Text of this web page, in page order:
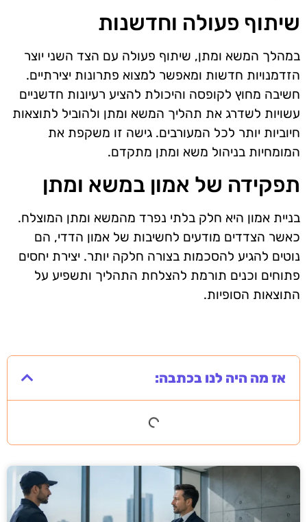
שיתוף פעולה וחדשנות
במהלך המשא ומתן, שיתוף פעולה עם הצד השני יוצר
הזדמנויות חדשות ומאפשר למצוא פתרונות יצירתיים.
חשיבה מחוץ לקופסה והיכולת להציע רעיונות חדשניים
עשויות לשדרג את תהליך המשא ומתן ולהוביל לתוצאות
חיוביות יותר לכל המעורבים. גישה זו משקפת את
המומחיות בניהול משא ומתן מתקדם.
תפקידה של אמון במשא ומתן
בניית אמון היא חלק בלתי נפרד מהמשא ומתן המוצלח.
כאשר הצדדים מודעים לחשיבות של אמון הדדי, הם
נוטים להגיע להסכמות בצורה חלקה יותר. יצירת יחסים
פתוחים וכנים תורמת להצלחת התהליך ותשפיע על
התוצאות הסופיות.
אז מה היה לנו בכתבה: